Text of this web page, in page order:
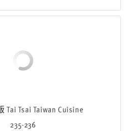
Tai Tsai Taiwan Cuisine
235-236